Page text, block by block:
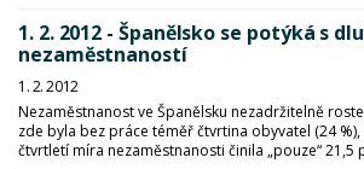
1. 2. 2012 - Španělsko se potýká s
nezaměstnaností
1. 2. 2012
Nezaměstnanost ve Španělsku nezadržitelně
zde byla bez práce téměř čtvrtina obyvatel (24
čtvrtletí míra nezaměstnanosti činila „pouze“ 21,5